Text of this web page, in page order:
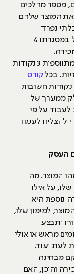
מספר מהלכים
את המוצר שלהם
נפרד
מאסטרטגיית השיווק של העסק והוא כולל במסגרתו 4
במודל המתקדם שלו, שפותח לאחרונה, מתווספות 3 נקודות
בכלקורס
לומדים הסטודנטים על 7 נקודות חשובות
ממערך של
לעבוד על פי
להצליח לעמוד
העסק
המוצר. מה
על אילו
נוספת היא
למימון שלו,
יתבצע
מראש או אולי
לעת ועוד.
מבחינה
והיכן, האם